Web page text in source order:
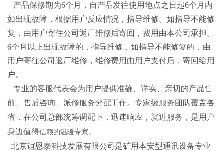
产品保修期为6个月，自产品发往使用地点之日起6个月内
如出现故障，根据用户反应情况，指导维修。如指导不能修
复，由用户寄住公司返厂维修后寄回，费用由本公司承担。
6个月以上出现故障的，指导维修，如指导不能修复的，由
用户寄往公司返厂维修，维修费用由用户支付后，寄回给用
户。
专业的客服代表会为用户提供准确、详实、亲切的产品售
前、售后咨询、派修服务分配工作。专家级服务团队覆盖各
省，在公司总部统筹调配下，迅速响应，就近服务，是用户
身边值得信赖的温暖专家。
北京谊恩泰科技发展有限公司是矿用本安型通讯设备专业